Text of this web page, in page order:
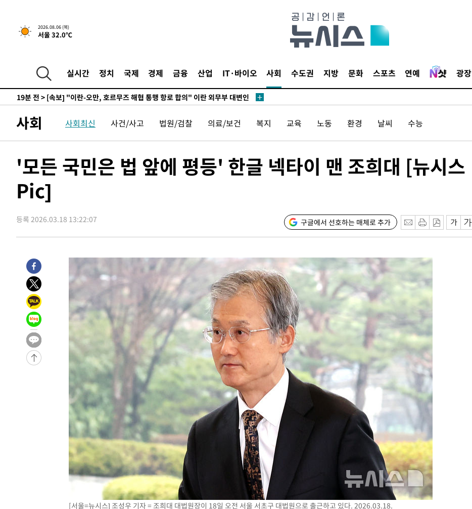
2026.08.06 (목)
서울 32.0℃
실시간 정치 국제 경제 금융 산업 IT·바이오 사회 수도권 지방 문화 스포츠 연예 광장
-26462초 전 >6월 경상수지 497.3억 달러…두 달 연속 사상 최대
-26413초 전 >서울 낮 39도 '폭염중대경보'…40도 관측 가능성도
-15948초 전 >
[속보] 호르무즈 해협 이란-오만 협상 기대속 뉴욕증시 혼조 마감 다
우 0.49%↑
-14303초 전 >
취임 3년 인터뷰
19분 전 > [속보] "이란-오만, 호르무즈 해협 통행 항로 합의" 이란 외무부 대변인
-30052초 전 >
[속보]코스닥, 2.15포인트(0.27%) 내린 797.44 출발
-30035초 전 >[속보]코스피, 119.51포인트(1.81%) 내린 6478.75 개장
-26433초 전 > 서울 낮 39도 '폭염중대경보'…40도 관측 가능성도
-23795초 전 >
-15968초 전 >
취임 3년 인터뷰
18분 전 >[속보] "이란-오만, 호르무즈 해협 통행 항로 합의" 이란 외무부 대변인
사회 사회최신 사건/사고 법원/검찰 의료/보건 복지 교육 노동 환경 날씨 수능
'모든 국민은 법 앞에 평등' 한글 넥타이 맨 조희대 [뉴시스
Pic]
등록 2026.03.18 13:22:07 구글에서 선호하는 매체로 추가
[서울=뉴시스] 조성우 기자 = 조희대 대법원장이 18일 오전 서울 서초구 대법원으로 출근하고 있다. 2026.03.18.